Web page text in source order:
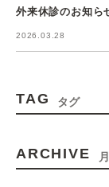
外来休診のお知ら
2026.03.28
TAG タグ
ARCHIVE